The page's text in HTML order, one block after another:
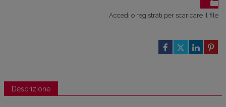
Accedi o registrati per scaricare il file
Descrizione